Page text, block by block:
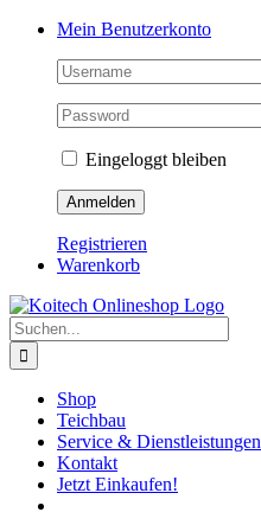
Skip
Mein Benutzerkonto
Eingeloggt bleiben
Registrieren
Warenkorb
Suche
nach:
Shop
Teichbau
Service & Dienstleistungen
Kontakt
Jetzt Einkaufen!